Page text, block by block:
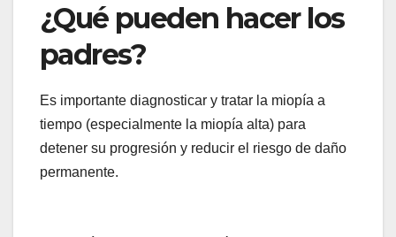
¿Qué pueden hacer los
padres?
Es importante diagnosticar y tratar la miopía a
tiempo (especialmente la miopía alta) para
detener su progresión y reducir el riesgo de daño
permanente.